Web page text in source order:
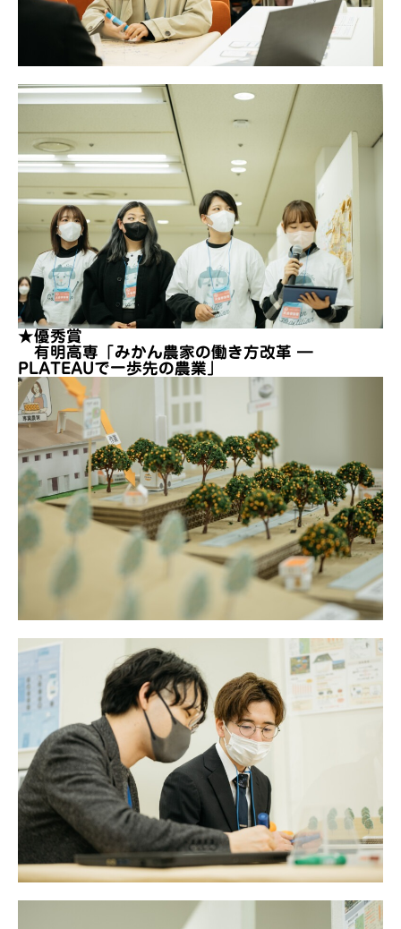
★優秀賞
有明高専「みかん農家の働き方改革 ―
PLATEAUで一歩先の農業」